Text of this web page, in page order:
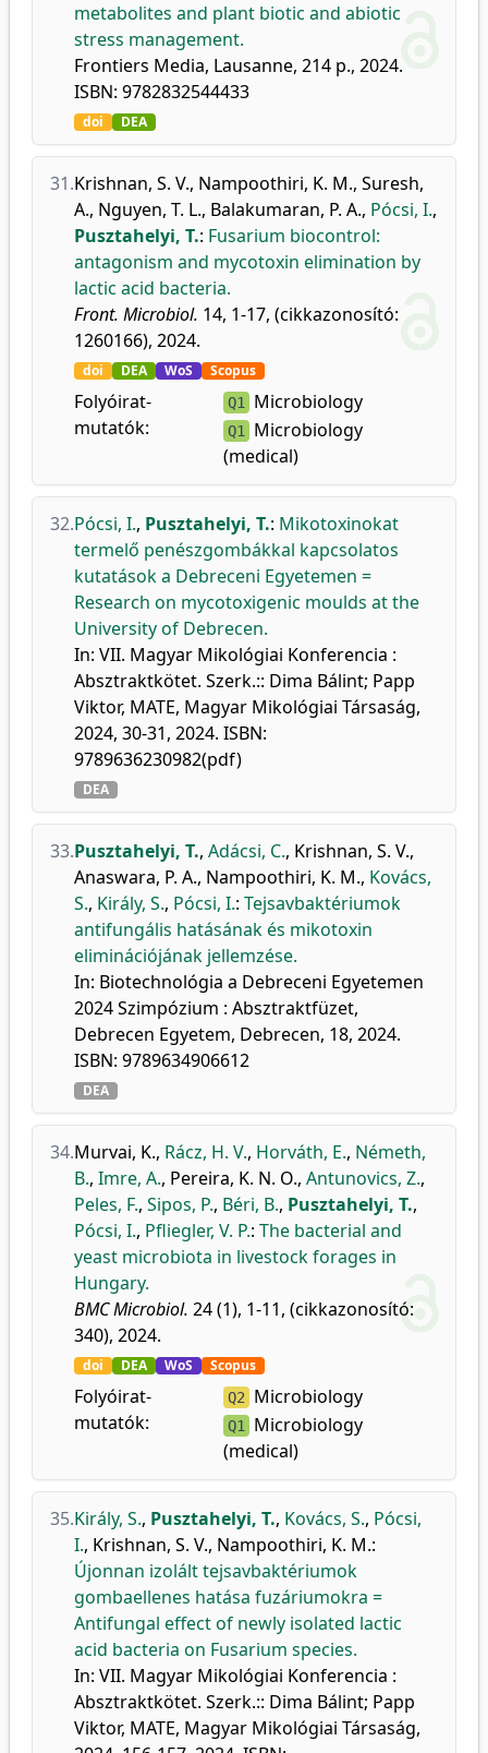
metabolites and plant biotic and abiotic
stress management.
Frontiers Media, Lausanne, 214 p., 2024.
ISBN: 9782832544433
doi DEA
31.Krishnan, S. V., Nampoothiri, K. M., Suresh,
A., Nguyen, T. L., Balakumaran, P. A., Pócsi, I.,
Pusztahelyi, T.: Fusarium biocontrol:
antagonism and mycotoxin elimination by
lactic acid bacteria.
Front. Microbiol. 14, 1-17, (cikkazonosító:
1260166), 2024.
doi DEA WoS Scopus
Folyóirat-
mutatók:
Q1 Microbiology
Q1
Microbiology
(medical)
32.Pócsi, I., Pusztahelyi, T.: Mikotoxinokat
termelő penészgombákkal kapcsolatos
kutatások a Debreceni Egyetemen =
Research on mycotoxigenic moulds at the
University of Debrecen.
In: VII. Magyar Mikológiai Konferencia :
Absztraktkötet. Szerk.:: Dima Bálint; Papp
Viktor, MATE, Magyar Mikológiai Társaság,
2024, 30-31, 2024. ISBN:
9789636230982(pdf)
DEA
33.Pusztahelyi, T., Adácsi, C., Krishnan, S. V.,
Anaswara, P. A., Nampoothiri, K. M., Kovács,
S., Király, S., Pócsi, I.: Tejsavbaktériumok
antifungális hatásának és mikotoxin
eliminációjának jellemzése.
In: Biotechnológia a Debreceni Egyetemen
2024 Szimpózium : Absztraktfüzet,
Debrecen Egyetem, Debrecen, 18, 2024.
ISBN: 9789634906612
DEA
34.Murvai, K., Rácz, H. V., Horváth, E., Németh,
B., Imre, A., Pereira, K. N. O., Antunovics, Z.,
Peles, F., Sipos, P., Béri, B., Pusztahelyi, T.,
Pócsi, I., Pfliegler, V. P.: The bacterial and
yeast microbiota in livestock forages in
Hungary.
BMC Microbiol. 24 (1), 1-11, (cikkazonosító:
340), 2024.
doi DEA WoS Scopus
Folyóirat-
mutatók:
Q2 Microbiology
Q1
Microbiology
(medical)
35.Király, S., Pusztahelyi, T., Kovács, S., Pócsi,
I., Krishnan, S. V., Nampoothiri, K. M.:
Újonnan izolált tejsavbaktériumok
gombaellenes hatása fuzáriumokra =
Antifungal effect of newly isolated lactic
acid bacteria on Fusarium species.
In: VII. Magyar Mikológiai Konferencia :
Absztraktkötet. Szerk.:: Dima Bálint; Papp
Viktor, MATE, Magyar Mikológiai Társaság,